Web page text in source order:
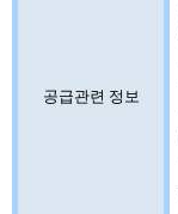
공급관련 정보